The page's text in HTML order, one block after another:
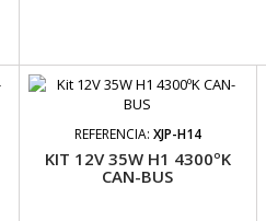
REFERENCIA: XJP-H14
KIT 12V 35W H1 4300ºK
CAN-BUS